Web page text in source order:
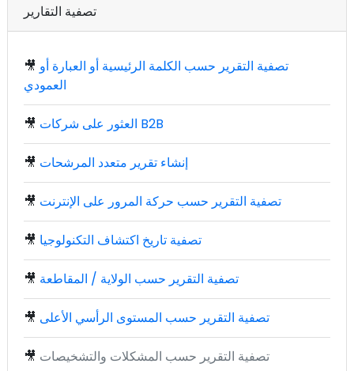
تصفية التقارير
🎥 تصفية التقرير حسب الكلمة الرئيسية أو العبارة أو
العمودي
🎥 العثور على شركات B2B
🎥 إنشاء تقرير متعدد المرشحات
🎥 تصفية التقرير حسب حركة المرور على الإنترنت
🎥 تصفية تاريخ اكتشاف التكنولوجيا
🎥 تصفية التقرير حسب الولاية / المقاطعة
🎥 تصفية التقرير حسب المستوى الرأسي الأعلى
🎥 تصفية التقرير حسب المشكلات والتشخيصات